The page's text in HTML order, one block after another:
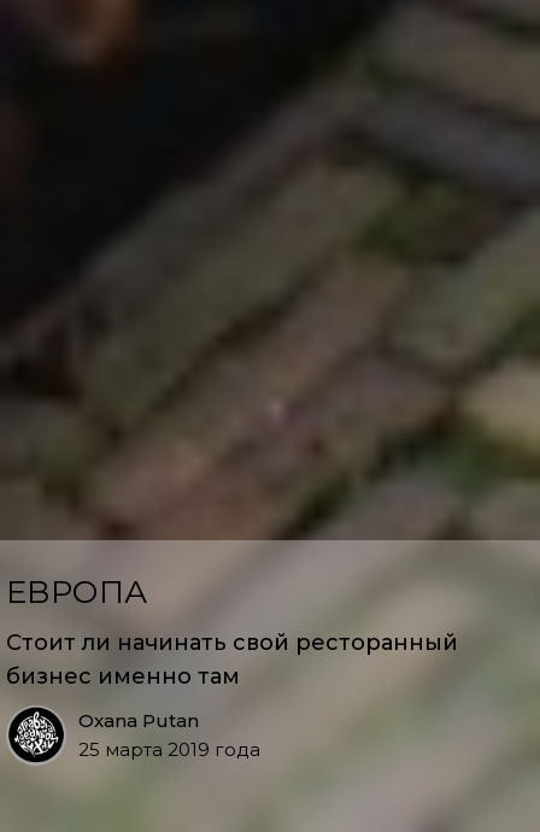
ЕВРОПА
Стоит ли начинать свой ресторанный
бизнес именно там
Oxana Putan
25 марта 2019 года